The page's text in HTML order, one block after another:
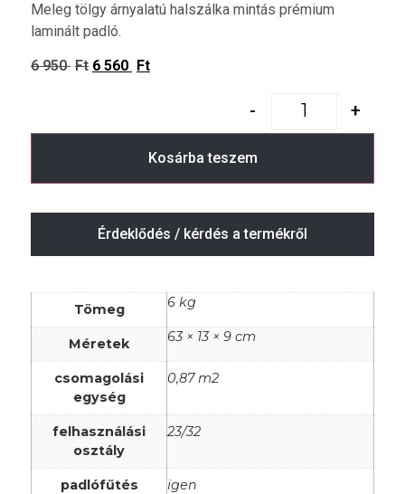
Meleg tölgy árnyalatú halszálka mintás prémium
laminált padló.
6 950 Ft 6 560 Ft
- +
Kosárba teszem
Érdeklődés / kérdés a termékről
Tömeg 6 kg
Méretek 63 × 13 × 9 cm
csomagolási
egység
0,87 m2
felhasználási
osztály
23/32
padlófűtés igen